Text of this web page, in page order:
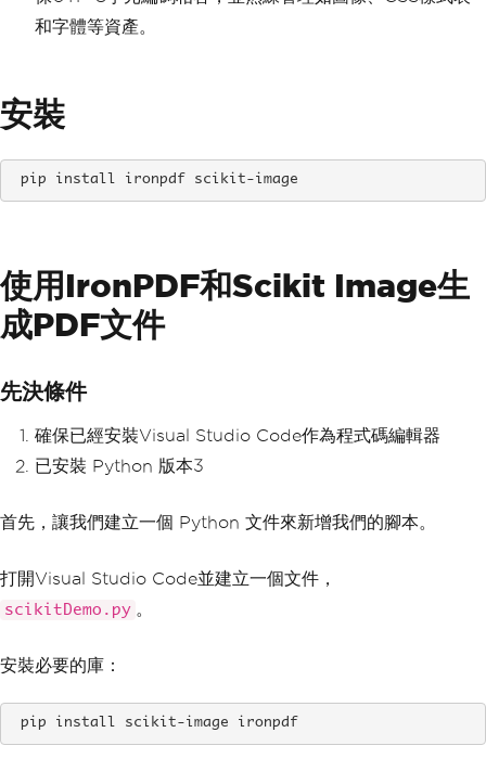
和字體等資產。
安裝
pip install ironpdf scikit-image
使用IronPDF和Scikit Image生
成PDF文件
先決條件
確保已經安裝Visual Studio Code作為程式碼編輯器
已安裝 Python 版本3
首先，讓我們建立一個 Python 文件來新增我們的腳本。
打開Visual Studio Code並建立一個文件，
scikitDemo.py 。
安裝必要的庫：
pip install scikit-image ironpdf